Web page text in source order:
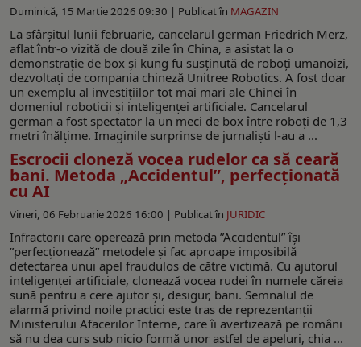
Duminică, 15 Martie 2026 09:30 | Publicat în MAGAZIN
La sfârșitul lunii februarie, cancelarul german Friedrich Merz,
aflat într-o vizită de două zile în China, a asistat la o
demonstrație de box și kung fu susținută de roboți umanoizi,
dezvoltați de compania chineză Unitree Robotics. A fost doar
un exemplu al investițiilor tot mai mari ale Chinei în
domeniul roboticii și inteligenței artificiale. Cancelarul
german a fost spectator la un meci de box între roboți de 1,3
metri înălțime. Imaginile surprinse de jurnaliști l-au a ...
Escrocii cloneză vocea rudelor ca să ceară
bani. Metoda „Accidentul”, perfecţionată
cu AI
Vineri, 06 Februarie 2026 16:00 | Publicat în JURIDIC
Infractorii care operează prin metoda ”Accidentul” își
”perfecționează” metodele și fac aproape imposibilă
detectarea unui apel fraudulos de către victimă. Cu ajutorul
inteligenței artificiale, clonează vocea rudei în numele căreia
sună pentru a cere ajutor și, desigur, bani. Semnalul de
alarmă privind noile practici este tras de reprezentanții
Ministerului Afacerilor Interne, care îi avertizează pe români
să nu dea curs sub nicio formă unor astfel de apeluri, chia ...